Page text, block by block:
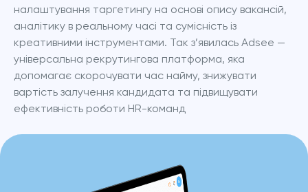
налаштування таргетингу на основі опису вакансій,
аналітику в реальному часі та сумісність із
креативними інструментами. Так з’явилась Adsee —
універсальна рекрутингова платформа, яка
допомагає скорочувати час найму, знижувати
вартість залучення кандидата та підвищувати
ефективність роботи HR-команд